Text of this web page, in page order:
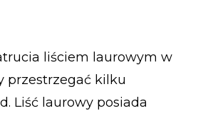
liściem laurowym w
przestrzegać kilku
Liść laurowy posiada